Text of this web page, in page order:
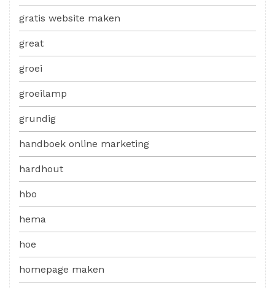
gratis website maken
great
groei
groeilamp
grundig
handboek online marketing
hardhout
hbo
hema
hoe
homepage maken